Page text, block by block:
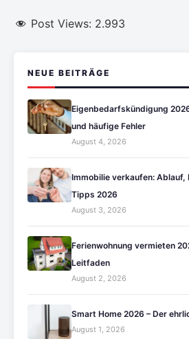
Post Views: 2.993
NEUE BEITRÄGE
Eigenbedarfskündigung
und häufige Fehler
August 4, 2026
Immobilie verkaufen:
Tipps 2026
August 3, 2026
Ferienwohnung vermieten
Leitfaden
August 2, 2026
Smart Home 2026 – Der
August 1, 2026